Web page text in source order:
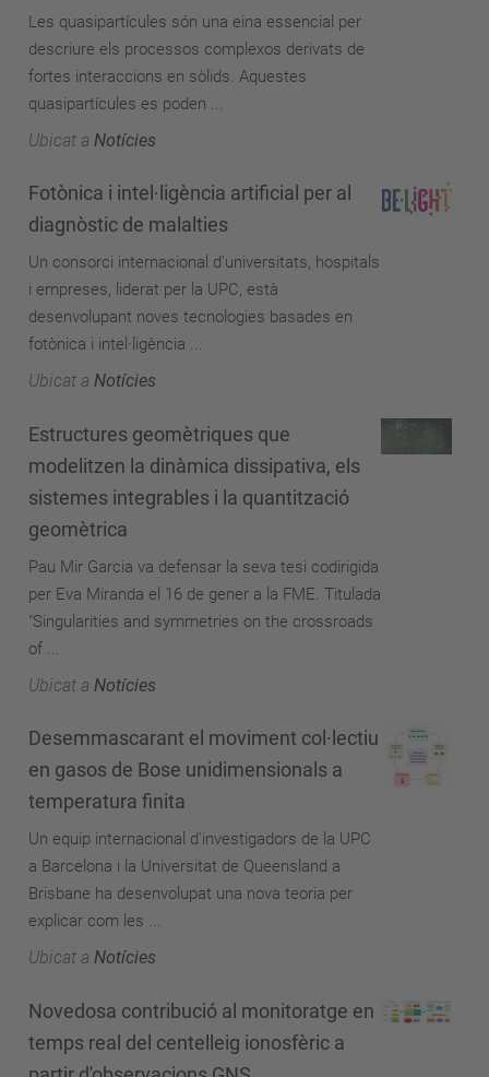
Les quasipartícules són una eina essencial per
descriure els processos complexos derivats de
fortes interaccions en sòlids. Aquestes
quasipartícules es poden ...
Ubicat a Notícies
Fotònica i intel·ligència artificial per al
diagnòstic de malalties
Un consorci internacional d'universitats, hospitals
i empreses, liderat per la UPC, està
desenvolupant noves tecnologies basades en
fotònica i intel·ligència ...
Ubicat a Notícies
Estructures geomètriques que
modelitzen la dinàmica dissipativa, els
sistemes integrables i la quantització
geomètrica
Pau Mir Garcia va defensar la seva tesi codirigida
per Eva Miranda el 16 de gener a la FME. Titulada
"Singularities and symmetries on the crossroads
of ...
Ubicat a Notícies
Desemmascarant el moviment col·lectiu
en gasos de Bose unidimensionals a
temperatura finita
Un equip internacional d'investigadors de la UPC
a Barcelona i la Universitat de Queensland a
Brisbane ha desenvolupat una nova teoria per
explicar com les ...
Ubicat a Notícies
Novedosa contribució al monitoratge en
temps real del centelleig ionosfèric a